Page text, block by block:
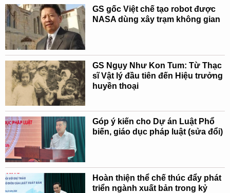
GS gốc Việt chế tạo robot được
NASA dùng xây trạm không gian
GS Ngụy Như Kon Tum: Từ Thạc
sĩ Vật lý đầu tiên đến Hiệu trưởng
huyền thoại
Góp ý kiến cho Dự án Luật Phổ
biến, giáo dục pháp luật (sửa đổi)
Hoàn thiện thể chế thúc đẩy phát
triển ngành xuất bản trong kỷ